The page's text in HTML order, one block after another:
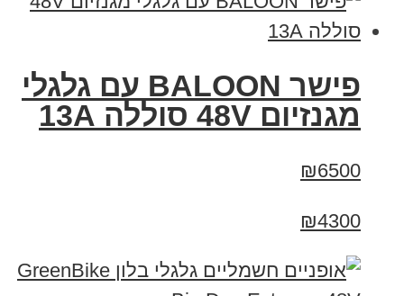
פישר BALOON עם גלגלי
מגנזיום 48V סוללה 13A
₪6500
₪4300